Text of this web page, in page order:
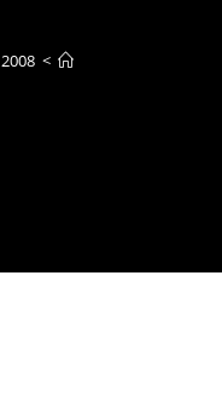
>
2008